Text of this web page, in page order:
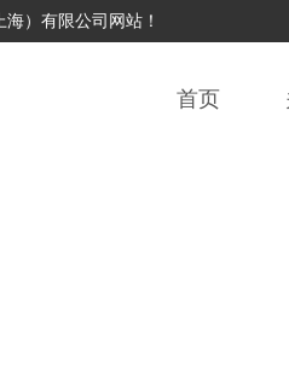
）有限公司网站！
首页